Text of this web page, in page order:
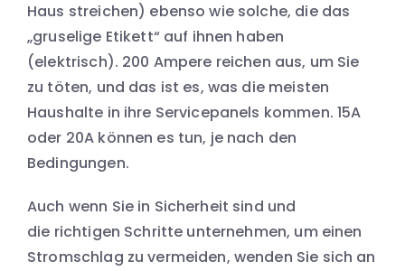
Haus streichen) ebenso wie solche, die das
„gruselige Etikett“ auf ihnen haben
(elektrisch). 200 Ampere reichen aus, um Sie
zu töten, und das ist es, was die meisten
Haushalte in ihre Servicepanels kommen. 15A
oder 20A können es tun, je nach den
Bedingungen.
Auch wenn Sie in Sicherheit sind und
die richtigen Schritte unternehmen, um einen
Stromschlag zu vermeiden, wenden Sie sich an